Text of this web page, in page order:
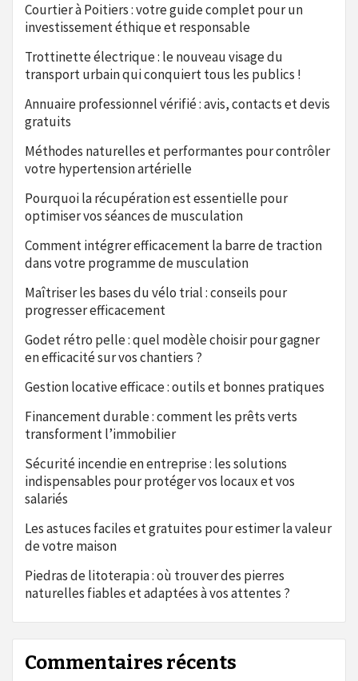
Courtier à Poitiers : votre guide complet pour un
investissement éthique et responsable
Trottinette électrique : le nouveau visage du
transport urbain qui conquiert tous les publics !
Annuaire professionnel vérifié : avis, contacts et devis
gratuits
Méthodes naturelles et performantes pour contrôler
votre hypertension artérielle
Pourquoi la récupération est essentielle pour
optimiser vos séances de musculation
Comment intégrer efficacement la barre de traction
dans votre programme de musculation
Maîtriser les bases du vélo trial : conseils pour
progresser efficacement
Godet rétro pelle : quel modèle choisir pour gagner
en efficacité sur vos chantiers ?
Gestion locative efficace : outils et bonnes pratiques
Financement durable : comment les prêts verts
transforment l’immobilier
Sécurité incendie en entreprise : les solutions
indispensables pour protéger vos locaux et vos
salariés
Les astuces faciles et gratuites pour estimer la valeur
de votre maison
Piedras de litoterapia : où trouver des pierres
naturelles fiables et adaptées à vos attentes ?
Commentaires récents